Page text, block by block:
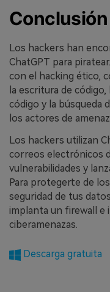
Conclusión
Los hackers han
ChatGPT para
con el hacking ético,
la escritura de
código y la búsqueda
los actores de
Los hackers utilizan
correos electrónicos
vulnerabilidades y
Para protegerte de
seguridad de tus
implanta un firewall e
ciberamenazas.
Descarga gratuita